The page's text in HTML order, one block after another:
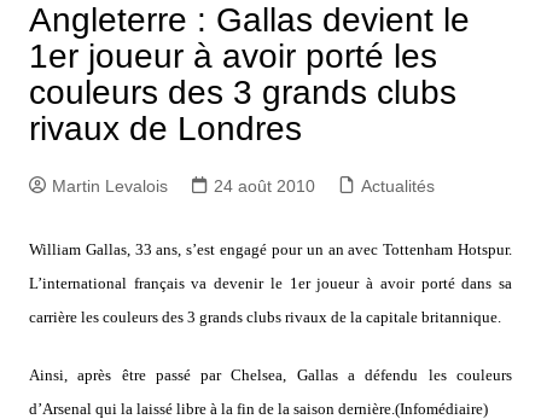
Angleterre : Gallas devient le
1er joueur à avoir porté les
couleurs des 3 grands clubs
rivaux de Londres
Martin Levalois 24 août 2010 Actualités
William Gallas, 33 ans, s’est engagé pour un an avec Tottenham Hotspur.
L’international français va devenir le 1er joueur à avoir porté dans sa
carrière les couleurs des 3 grands clubs rivaux de la capitale britannique.
Ainsi, après être passé par Chelsea, Gallas a défendu les couleurs
d’Arsenal qui la laissé libre à la fin de la saison dernière.(Infomédiaire)